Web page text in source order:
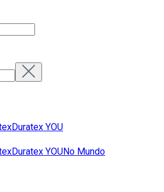
Duratex YOU
Duratex YOUNo Mundo